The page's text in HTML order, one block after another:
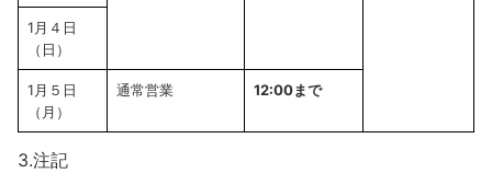
1月４日
（日）
1月５日
（月）
通常営業 12:00まで
3.注記